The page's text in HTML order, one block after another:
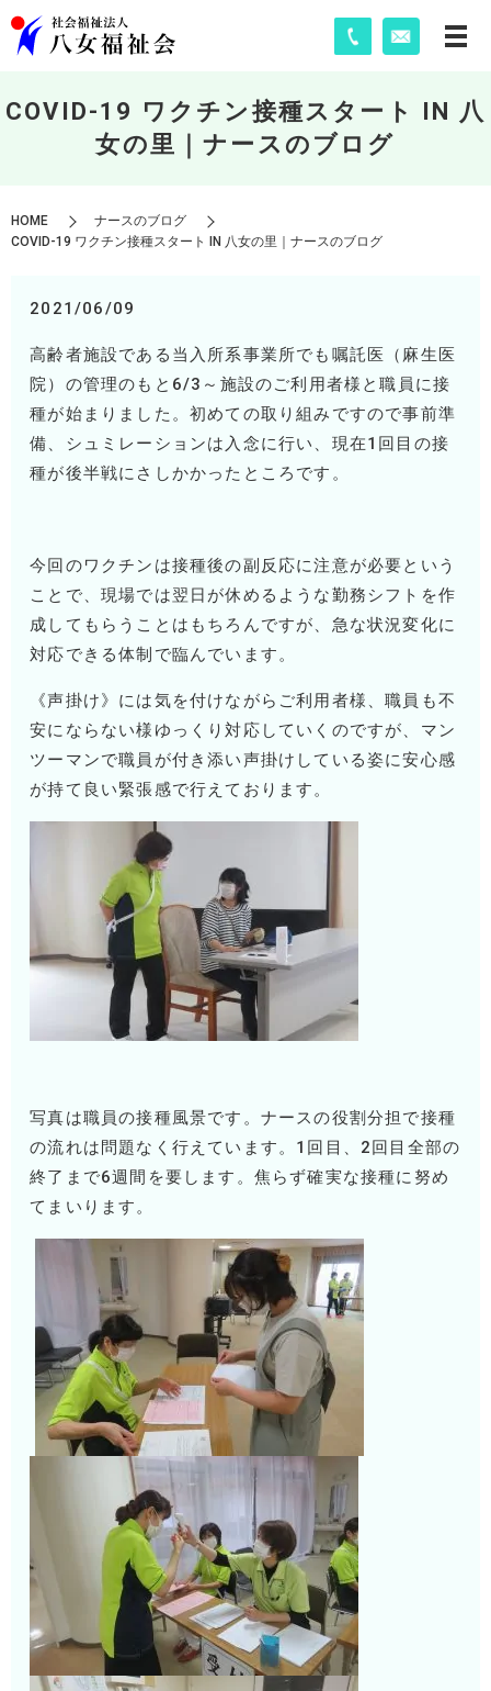
COVID-19 ワクチン接種スタート IN 八
女の里｜ナースのブログ
HOME
ナースのブログ
COVID-19 ワクチン接種スタート IN 八女の里｜ナースのブログ
2021/06/09
高齢者施設である当入所系事業所でも嘱託医（麻生医
院）の管理のもと 6/3 ～施設のご利用者様と職員に接
種が始まりました。初めての取り組みですので事前準
備、シュミレーションは入念に行い、現在1 回目の接
種が後半戦にさしかかったところです。
今回のワクチンは接種後の副反応に注意が必要という
ことで、現場では翌日が休めるような勤務シフトを作
成してもらうことはもちろんですが、急な状況変化に
対応できる体制で臨んでいます。
《声掛け》には気を付けながらご利用者様、職員も不
安にならない様ゆっくり対応していくのですが、マン
ツーマンで職員が付き添い声掛けしている姿に安心感
が持て良い緊張感で行えております。
写真は職員の接種風景です。ナースの役割分担で接種
の流れは問題なく行えています。 1 回目、 2回目全部の
終了まで6週間を要します。焦らず確実な接種に努め
てまいります。